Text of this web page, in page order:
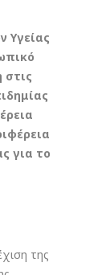
Υγείας
στις
για το
της